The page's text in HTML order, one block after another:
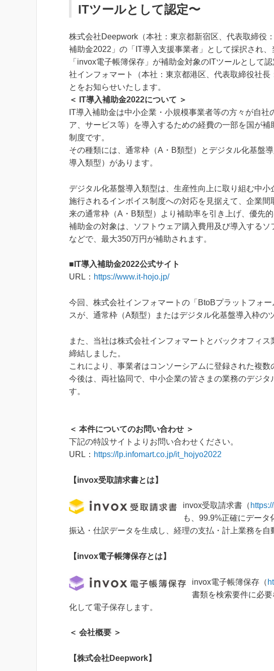
ITツールとして認定〜
株式会社Deepwork（本社：東京都新宿区、代表取締役
補助金2022」の「IT導入支援事業者」として採択され
「invox電子帳簿保存」が補助金対象のITツールとして
社インフォマート（本社：東京都港区、代表取締役社
とをお知らせいたします。
＜ IT導入補助金2022について ＞
IT導入補助金は中小企業・小規模事業者等の方々が自
ア、サービス等）を導入するための経費の一部を国が
制度です。
その種類には、通常枠（A・B類型）とデジタル化基盤
導入類型）があります。
デジタル化基盤導入類型は、生産性向上に取り組む中
施行されるインボイス制度への対応を見据えて、企業
来の通常枠（A・B類型）より補助率を引き上げ、優先的
補助金の対象は、ソフトウェア購入費用及び導入する
などで、最大350万円が補助されます。
■IT導入補助金2022公式サイト
URL： https://www.it-hojo.jp/
今回、株式会社インフォマートの「BtoBプラットフォ
スが、通常枠（A類型）またはデジタル化基盤導入枠の
また、当社は株式会社インフォマートとバックオフィ
締結しました。
これにより、事業者はコンソーシアムに登録された複数
今後は、両社協同で、中小企業の皆さまの業務のデジ
す。
＜ 本件についてのお問い合わせ ＞
下記の特設サイトよりお問い合わせください。
URL： https://lp.infomart.co.jp/it_hojyo2022
【invox受取請求書とは】
invox受取請求書（
も、99.9%正確にデータ
振込・仕訳データを生成し、経理の支払・計上業務を自
【invox電子帳簿保存とは】
invox電子帳簿保存（
書類を検索要件に必
化して電子保存します。
＜ 会社概要 ＞
【株式会社Deepwork】